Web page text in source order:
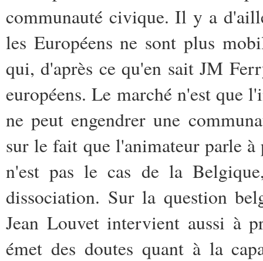
communauté civique. Il y a
les Européens ne sont plus
qui, d'après ce qu'en sait JM
européens. Le marché n'est que
ne peut engendrer une
sur le fait que l'animateur parle
n'est pas le cas de la
dissociation. Sur la question
Jean Louvet intervient aussi à
émet des doutes quant à la